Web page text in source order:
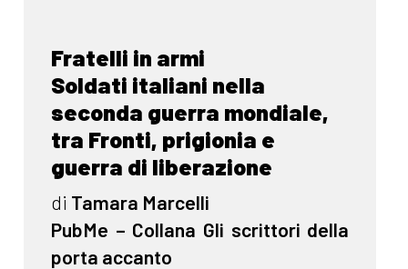
Fratelli in armi
Soldati italiani nella
seconda guerra mondiale,
tra Fronti, prigionia e
guerra di liberazione
di Tamara Marcelli
PubMe – Collana Gli scrittori della
porta accanto